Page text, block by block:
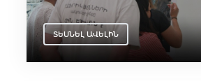
ՏԵՍՆԵԼ ԱՎԵԼԻՆ